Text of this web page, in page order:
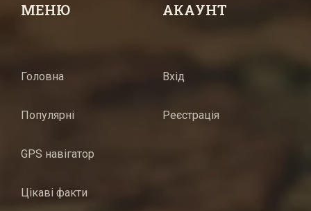
МЕНЮ
Головна
Популярні
GPS навігатор
Цікаві факти
АКАУНТ
Вхід
Реєстрація